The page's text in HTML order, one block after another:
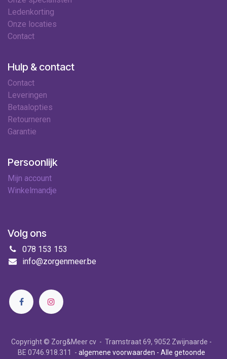
Ledenkorting
Onze locaties
Contact
Hulp & contact
Contact
Leveringen
Betaalopties
Retourneren
Garantie
Persoonlijk
Mijn account
Winkelmandje
Volg ons
078 153 153
info@zorgenmeer.be
Copyright © Zorg&Meer cv - Tramstraat 69, 9052 Zwijnaarde -
BE 0746.918.311 - algemene voorwaarden - Alle getoonde